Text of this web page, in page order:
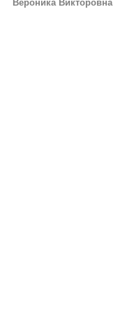
Вероника Викторовна